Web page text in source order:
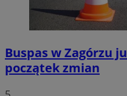
Buspas w Zagórzu
początek zmian